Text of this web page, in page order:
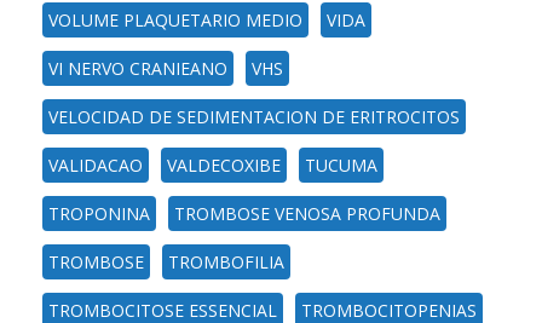
VOLUME PLAQUETARIO MEDIO VIDA
VI NERVO CRANIEANO VHS
VELOCIDAD DE SEDIMENTACION DE ERITROCITOS
VALIDACAO VALDECOXIBE TUCUMA
TROPONINA TROMBOSE VENOSA PROFUNDA
TROMBOSE TROMBOFILIA
TROMBOCITOSE ESSENCIAL TROMBOCITOPENIAS